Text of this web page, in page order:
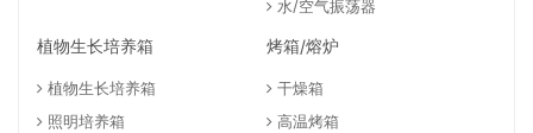
水/空气振荡器
植物生长培养箱
植物生长培养箱
照明培养箱
烤箱/熔炉
干燥箱
高温烤箱